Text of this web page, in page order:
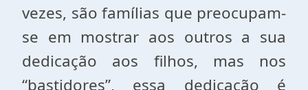
vezes, são famílias que preocupam-
se em mostrar aos outros a sua
dedicação aos filhos, mas nos
“bastidores”, essa dedicação é